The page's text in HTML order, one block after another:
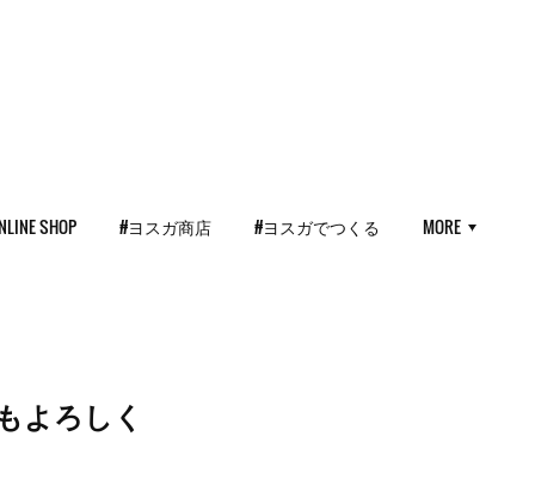
SHOP #ヨスガ商店 #ヨスガでつくる MORE
よろしく